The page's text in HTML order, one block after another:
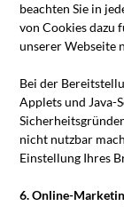
beachten Sie in
von Cookies dazu
unserer Webseite
Bei der
Applets und Java-
nicht nutzbar
Einstellung Ihres
6. Online-